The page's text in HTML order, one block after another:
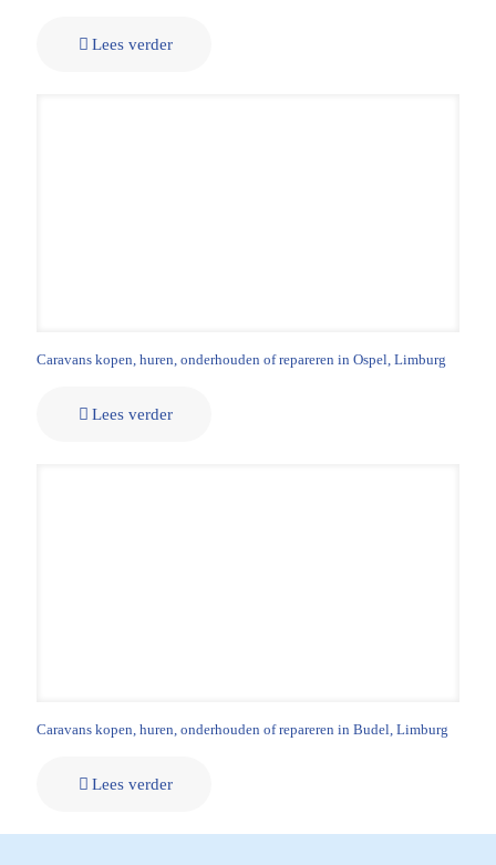
Lees verder
Caravans kopen, huren, onderhouden of repareren in Ospel, Limburg
Lees verder
Caravans kopen, huren, onderhouden of repareren in Budel, Limburg
Lees verder